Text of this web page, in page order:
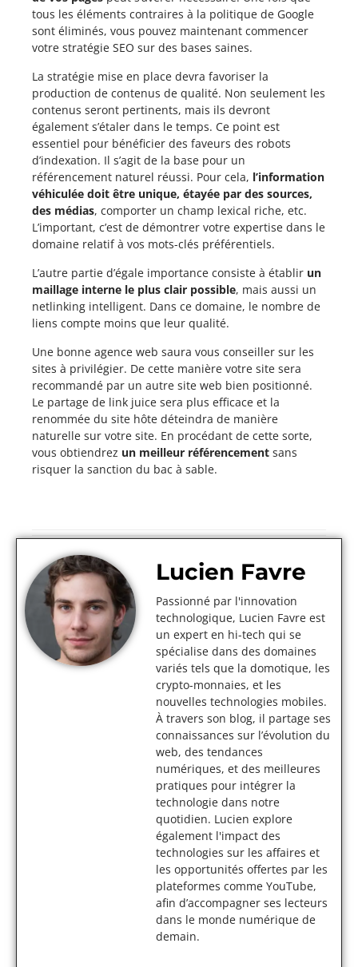
tous les éléments contraires à la politique de Google
sont éliminés, vous pouvez maintenant commencer
votre stratégie SEO sur des bases saines.
La stratégie mise en place devra favoriser la
production de contenus de qualité. Non seulement les
contenus seront pertinents, mais ils devront
également s’étaler dans le temps. Ce point est
essentiel pour bénéficier des faveurs des robots
d’indexation. Il s’agit de la base pour un
référencement naturel réussi. Pour cela, l’information
véhiculée doit être unique, étayée par des sources,
des médias, comporter un champ lexical riche, etc.
L’important, c’est de démontrer votre expertise dans le
domaine relatif à vos mots-clés préférentiels.
L’autre partie d’égale importance consiste à établir un
maillage interne le plus clair possible, mais aussi un
netlinking intelligent. Dans ce domaine, le nombre de
liens compte moins que leur qualité.
Une bonne agence web saura vous conseiller sur les
sites à privilégier. De cette manière votre site sera
recommandé par un autre site web bien positionné.
Le partage de link juice sera plus efficace et la
renommée du site hôte déteindra de manière
naturelle sur votre site. En procédant de cette sorte,
vous obtiendrez un meilleur référencement sans
risquer la sanction du bac à sable.
Lucien Favre
Passionné par l'innovation
technologique, Lucien Favre est
un expert en hi-tech qui se
spécialise dans des domaines
variés tels que la domotique, les
crypto-monnaies, et les
nouvelles technologies mobiles.
À travers son blog, il partage ses
connaissances sur l’évolution du
web, des tendances
numériques, et des meilleures
pratiques pour intégrer la
technologie dans notre
quotidien. Lucien explore
également l'impact des
technologies sur les affaires et
les opportunités offertes par les
plateformes comme YouTube,
afin d’accompagner ses lecteurs
dans le monde numérique de
demain.